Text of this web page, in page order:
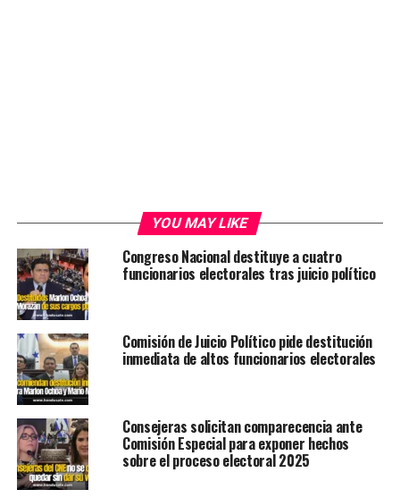
YOU MAY LIKE
Congreso Nacional destituye a cuatro
funcionarios electorales tras juicio político
Comisión de Juicio Político pide destitución
inmediata de altos funcionarios electorales
Consejeras solicitan comparecencia ante
Comisión Especial para exponer hechos
sobre el proceso electoral 2025